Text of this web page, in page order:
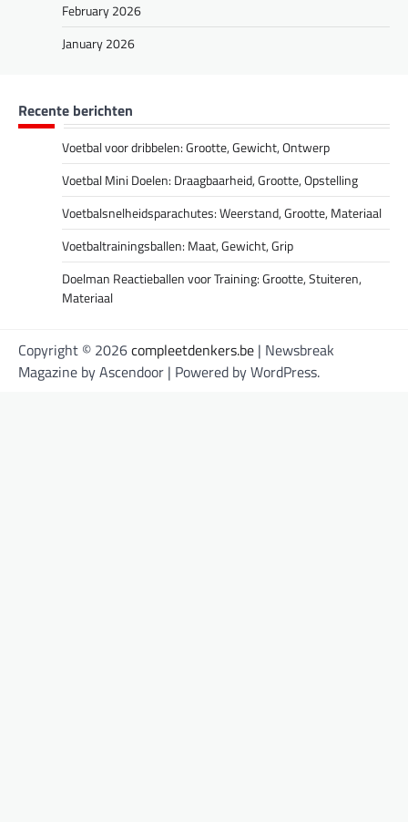
February 2026
January 2026
Recente berichten
Voetbal voor dribbelen: Grootte, Gewicht, Ontwerp
Voetbal Mini Doelen: Draagbaarheid, Grootte, Opstelling
Voetbalsnelheidsparachutes: Weerstand, Grootte, Materiaal
Voetbaltrainingsballen: Maat, Gewicht, Grip
Doelman Reactieballen voor Training: Grootte, Stuiteren,
Materiaal
Copyright © 2026compleetdenkers.be | Newsbreak
Magazine byAscendoor | Powered byWordPress.